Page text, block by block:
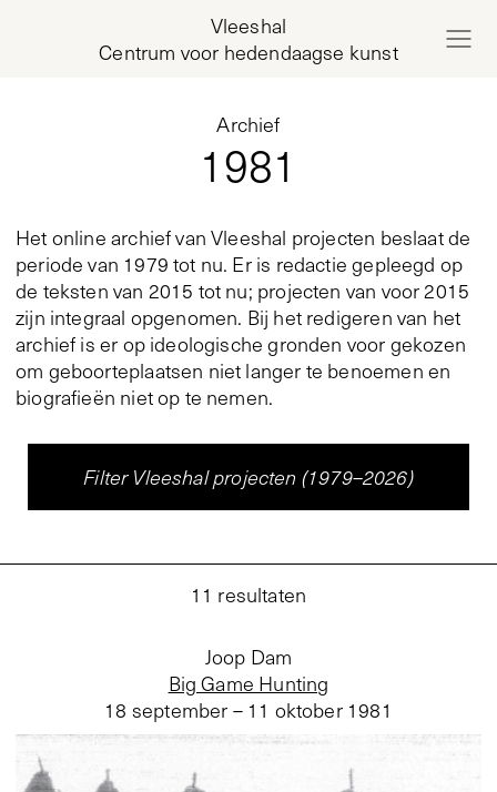
Vleeshal
Centrum voor hedendaagse kunst
Archief
1981
Het online archief van Vleeshal projecten beslaat de
periode van 1979 tot nu. Er is redactie gepleegd op
de teksten van 2015 tot nu; projecten van voor 2015
zijn integraal opgenomen. Bij het redigeren van het
archief is er op ideologische gronden voor gekozen
om geboorteplaatsen niet langer te benoemen en
biografieën niet op te nemen.
Filter Vleeshal projecten (1979–2026)
11 resultaten
Big Game Hunting
Joop Dam
18 september – 11 oktober 1981